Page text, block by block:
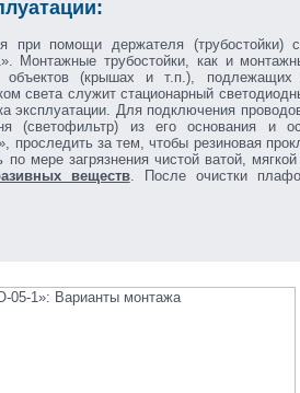
при помощи держателя (трубостойки)
трубостойки, как и
(крышах и т.п.), подлежащих
света служит стационарный
эксплуатации. Для подключения
(светофильтр) из его основания и
проследить за тем, чтобы резиновая
по мере загрязнения чистой ватой,
веществ. После очистки